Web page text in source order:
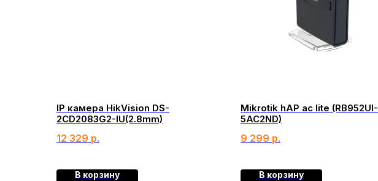
IP камера HikVision DS-
2CD2083G2-IU(2.8mm)
12 329 р.
В корзину
Mikrotik hAP ac lite (RB952UI-
5AC2ND)
9 299 р.
В корзину